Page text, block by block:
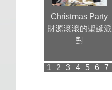
Christmas Party
財源滾滾的聖誕派
對
1 2 3 4 5 6 7